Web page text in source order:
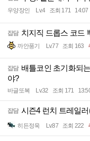
우양장인 Lv.4 조회 171 14:07
잡담 치지직 드롭스 코드
까안풍기 Lv.77 조회 163
잡담 배틀코인 초기화되
야?
바글또복 Lv.32 조회 171
잡담 시즌4 런치 트레일
히든정욱 Lv.87 조회 222